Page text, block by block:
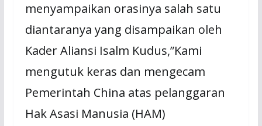
menyampaikan orasinya salah satu
diantaranya yang disampaikan oleh
Kader Aliansi Isalm Kudus,”Kami
mengutuk keras dan mengecam
Pemerintah China atas pelanggaran
Hak Asasi Manusia (HAM)